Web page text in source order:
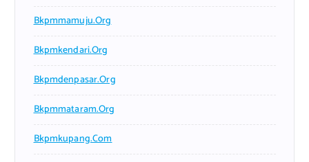
Bkpmmamuju.org
Bkpmkendari.org
Bkpmdenpasar.org
Bkpmmataram.org
Bkpmkupang.com